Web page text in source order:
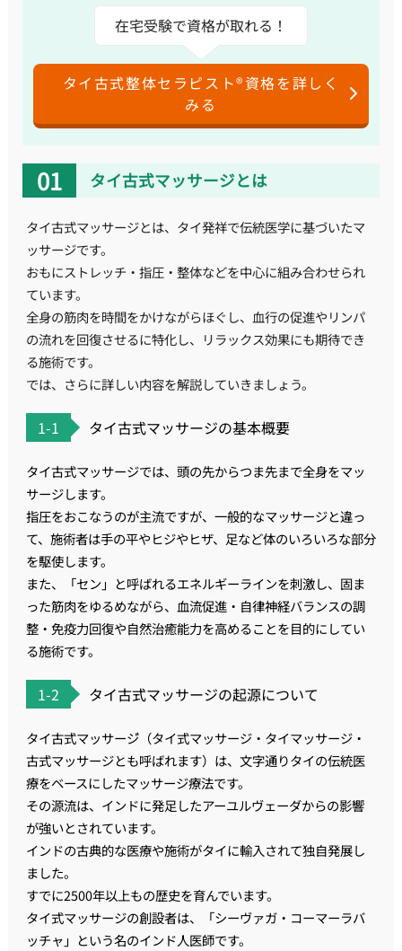
在宅受験で資格が取れる！
タイ古式整体セラピスト®資格を詳しく
みる
タイ古式マッサージとは
タイ古式マッサージとは、タイ発祥で伝統医学に基づいたマ
ッサージです。
おもにストレッチ・指圧・整体などを中心に組み合わせられ
ています。
全身の筋肉を時間をかけながらほぐし、血行の促進やリンパ
の流れを回復させるに特化し、リラックス効果にも期待でき
る施術です。
では、さらに詳しい内容を解説していきましょう。
1-1 タイ古式マッサージの基本概要
タイ古式マッサージでは、頭の先からつま先まで全身をマッ
サージします。
指圧をおこなうのが主流ですが、一般的なマッサージと違っ
て、施術者は手の平やヒジやヒザ、足など体のいろいろな部分
を駆使します。
また、「セン」と呼ばれるエネルギーラインを刺激し、固ま
った筋肉をゆるめながら、血流促進・自律神経バランスの調
整・免疫力回復や自然治癒能力を高めることを目的にしてい
る施術です。
1-2 タイ古式マッサージの起源について
タイ古式マッサージ゙（タイ式マッサージ・タイマッサージ・
古式マッサージとも呼ばれます）は、文字通りタイの伝統医
療をベースにしたマッサージ療法です。
その源流は、インドに発足したアーユルヴェーダからの影響
が強いとされています。
インドの古典的な医療や施術がタイに輸入されて独自発展し
ました。
すでに2500年以上もの歴史を育んでいます。
タイ式マッサージの創設者は、「シーヴァガ・コーマーラバ
ッチャ」という名のインド人医師です。